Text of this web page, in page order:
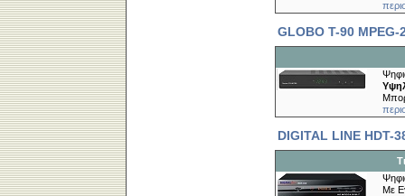
GLOBO T-90 MPEG-
DIGITAL LINE HDT-
Mε